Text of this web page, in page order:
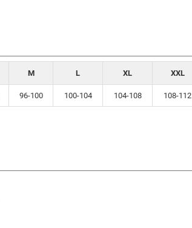
M L XL XXL
96-100 100-104 104-108 108-112